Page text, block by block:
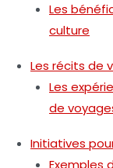
Les
culture
Les récits de
Les
de
Initiatives